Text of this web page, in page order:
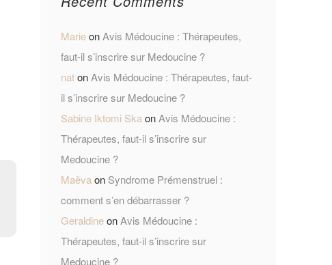
MarieonAvis Médoucine : Thérapeutes,
faut-il s’inscrire sur Medoucine ?
natonAvis Médoucine : Thérapeutes, faut-
il s’inscrire sur Medoucine ?
Sabine Iktomi SkaonAvis Médoucine :
Thérapeutes, faut-il s’inscrire sur
Medoucine ?
Maëvaon Syndrome Prémenstruel :
comment s’en débarrasser ?
GeraldineonAvis Médoucine :
Thérapeutes, faut-il s’inscrire sur
Medoucine ?